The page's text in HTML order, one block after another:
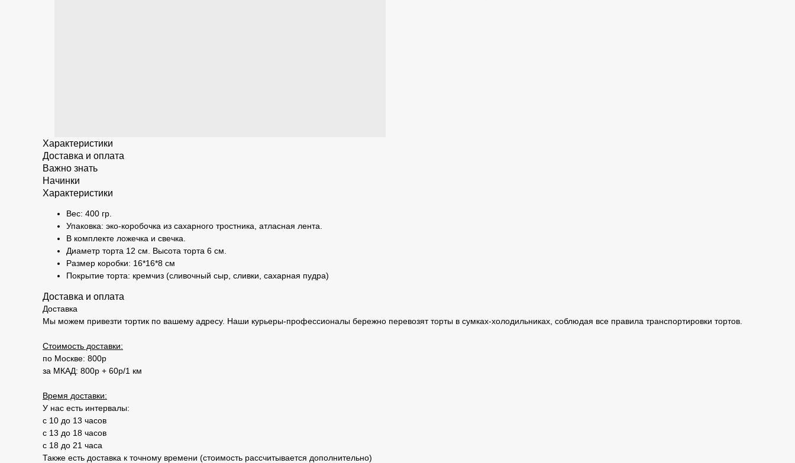
Характеристики
Доставка и оплата
Важно знать
Начинки
Характеристики
Вес: 400 гр.
Упаковка: эко-коробочка из сахарного тростника, атласная лента.
В комплекте ложечка и свечка.
Диаметр торта 12 см. Высота торта 6 см.
Размер коробки: 16*16*8 см
Покрытие торта: кремчиз (сливочный сыр, сливки, сахарная пудра)
Доставка и оплата
Доставка
Мы можем привезти тортик по вашему адресу. Наши курьеры-профессионалы бережно перевозят торты в сумках-холодильниках, соблюдая все правила транспортировки тортов.
Стоимость доставки:
по Москве: 800р
за МКАД: 800р + 60р/1 км
Время доставки:
У нас есть интервалы:
с 10 до 13 часов
с 13 до 18 часов
с 18 до 21 часа
Также есть доставка к точному времени (стоимость рассчитывается дополнительно)